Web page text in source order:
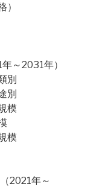
～2031年）
別
別
模
模
2021年～